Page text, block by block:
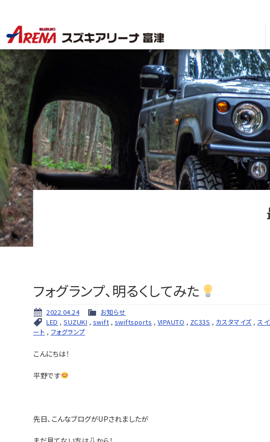
フォグランプ、明るくしてみた
2022.04.24
お知らせ
LED ,SUZUKI , swift , swiftsports , VIPAUTO , ZC33S , カスタマイズ , ス
ート , フォグランプ
こんにちは！
平野です
先日、こんなブログがUPされましたが